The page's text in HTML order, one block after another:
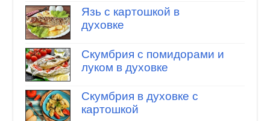
Язь с картошкой в
духовке
Скумбрия с помидорами и
луком в духовке
Скумбрия в духовке с
картошкой